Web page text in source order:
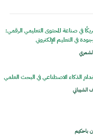
في صناعة المحتوى التعليمي الرقمي:
في التعليم الإلكتروني
الذكاء الاصطناعي في البحث العلمي
الشيباني
باحكيم